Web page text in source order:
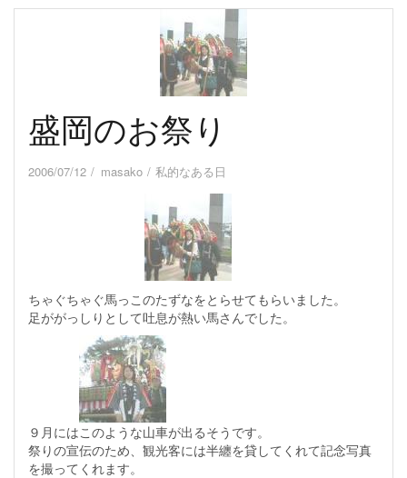
盛岡のお祭り
2006/07/12 masako 私的なある日
ちゃぐちゃぐ馬っこのたずなをとらせてもらいました。
足ががっしりとして吐息が熱い馬さんでした。
９月にはこのような山車が出るそうです。
祭りの宣伝のため、観光客には半纏を貸してくれて記念写真
を撮ってくれます。